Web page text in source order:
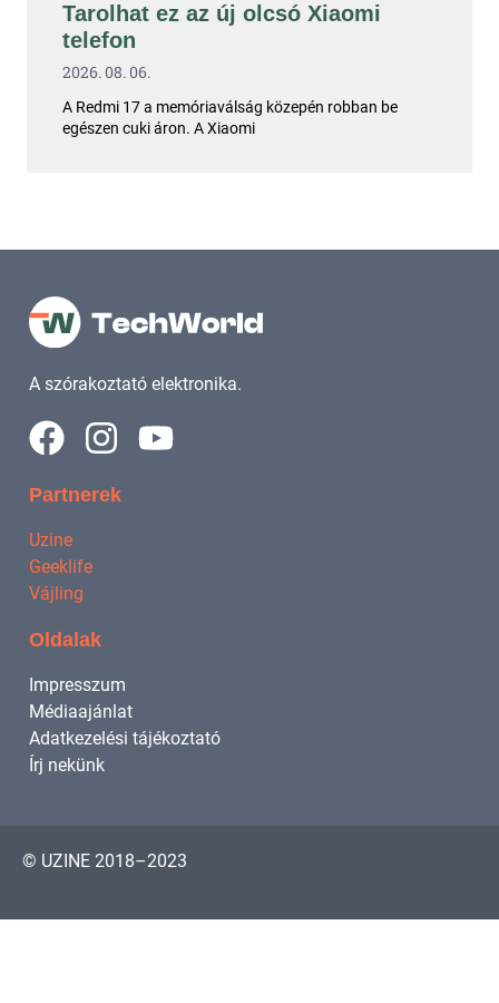
Tarolhat ez az új olcsó Xiaomi
telefon
2026. 08. 06.
A Redmi 17 a memóriaválság közepén robban be
egészen cuki áron. A Xiaomi
A szórakoztató elektronika.
Partnerek
Uzine
Geeklife
Vájling
Oldalak
Impresszum
Médiaajánlat
Adatkezelési tájékoztató
Írj nekünk
© UZINE 2018–2023